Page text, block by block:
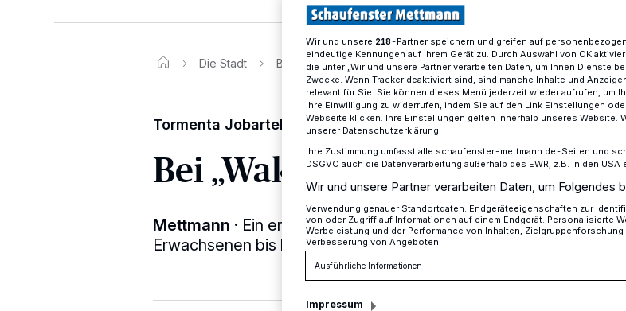
Die Stadt Bei „Waka Waka“ tobt der Saal
Tormenta Jobartehs Auftritt in der Kulturvilla
Bei „Waka Waka“ tobt der Saal
Mettmann · Ein erfrischend gemischtes Publikum mit Kindern,
Erwachsenen bis hin zu Senioren füllt am Samstag die Kulturvilla.
Wir und unsere 218-Partner speichern und greifen auf
eindeutige Kennungen auf Ihrem Gerät zu. Durch Auswahl von OK
die unter „Wir und unsere Partner verarbeiten Daten, um Ihnen Dienste
Zwecke. Wenn Tracker deaktiviert sind, sind manche Inhalte und
relevant für Sie. Sie können dieses Menü jederzeit wieder aufrufen, um
Ihre Einwilligung zu widerrufen, indem Sie auf den Link Einstellungen
Webseite klicken. Ihre Einstellungen gelten innerhalb unseres Website.
unserer Datenschutzerklärung.
Ihre Zustimmung umfasst alle schaufenster-mettmann.de-Seiten und
DSGVO auch die Datenverarbeitung außerhalb des EWR, z.B. in den USA
Wir und unsere Partner verarbeiten Daten, um Folgendes
Verwendung genauer Standortdaten. Endgeräteeigenschaften zur
von oder Zugriff auf Informationen auf einem Endgerät. Personalisierte
Werbeleistung und der Performance von Inhalten,
Verbesserung von Angeboten.
Ausführliche Informationen
Impressum